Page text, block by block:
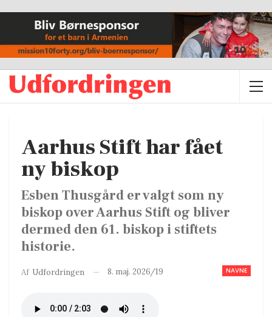
Aarhus Stift har fået
ny biskop
Esben Thusgård er valgt som ny
biskop over Aarhus Stift og bliver
dermed den 61. biskop i stiftets
historie.
NAVNE
Af Udfordringen 8. maj. 2026/19